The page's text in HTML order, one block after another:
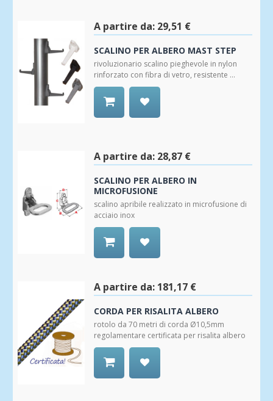
A partire da: 29,51 €
SCALINO PER ALBERO MAST STEP
rivoluzionario scalino pieghevole in nylon
rinforzato con fibra di vetro, resistente ...
A partire da: 28,87 €
SCALINO PER ALBERO IN
MICROFUSIONE
scalino apribile realizzato in microfusione di
acciaio inox
Wishlist
A partire da: 181,17 €
CORDA PER RISALITA ALBERO
rotolo da 70 metri di corda Ø10,5mm
regolamentare certificata per risalita albero